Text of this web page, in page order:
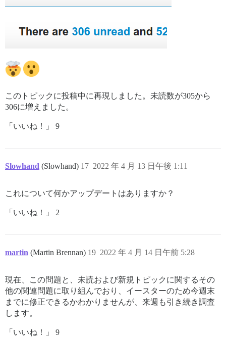
このトピックに投稿中に再現しました。未読数が305から
306に増えました。
「いいね！」 9
Slowhand (Slowhand) 2022 年 4 月 13 日午後 1:11
17
これについて何かアップデートはありますか？
「いいね！」 2
martin (Martin Brennan) 2022 年 4 月 14 日午前 5:28
19
現在、この問題と、未読および新規トピックに関するその
他の関連問題に取り組んでおり、イースターのため今週末
までに修正できるかわかりませんが、来週も引き続き調査
します。
「いいね！」 9